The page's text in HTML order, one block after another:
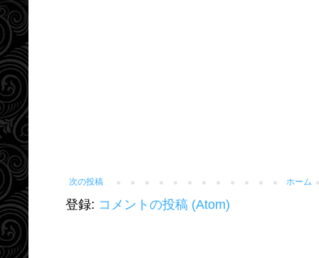
次の投稿 ホーム
登録: コメントの投稿 (Atom)